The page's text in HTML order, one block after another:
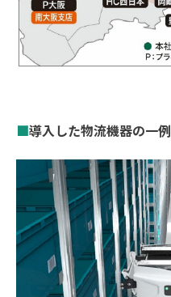
■導入した物流機器の一例